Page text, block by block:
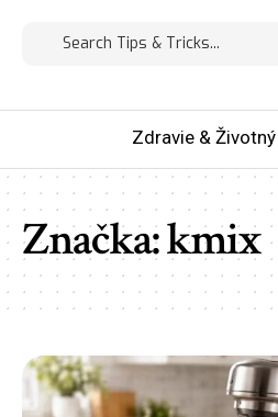
Zdravie &
Značka:kmix